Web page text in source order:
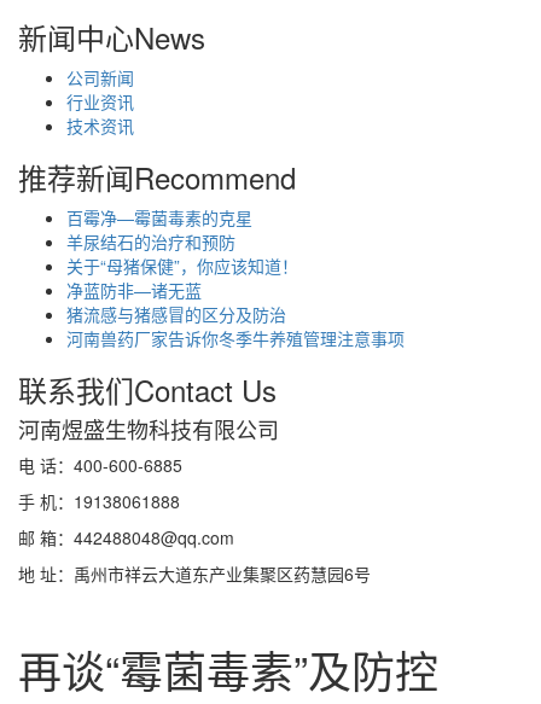
新闻中心News
公司新闻
行业资讯
技术资讯
推荐新闻Recommend
百霉净—霉菌毒素的克星
羊尿结石的治疗和预防
关于“母猪保健”，你应该知道！
净蓝防非—诸无蓝
猪流感与猪感冒的区分及防治
河南兽药厂家告诉你冬季牛养殖管理注意事项
联系我们Contact Us
河南煜盛生物科技有限公司
电 话：400-600-6885
手 机：19138061888
邮 箱：442488048@qq.com
地 址：禹州市祥云大道东产业集聚区药慧园6号
再谈“霉菌毒素”及防控